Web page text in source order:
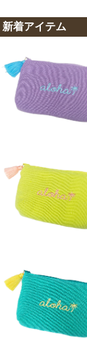
新着アイテム